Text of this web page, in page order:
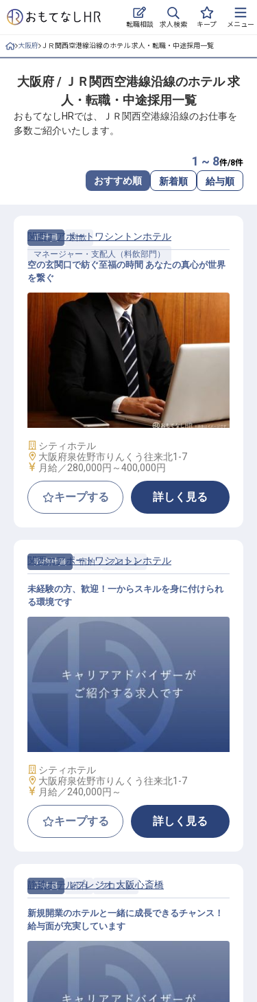
転職相談 求人検索 キープ メニュー
ログイン
求人・施設を探す
キープした求人
おもてなしHRについて
よくある質問
ホテル・宿泊業界情報コラム
転職サポートに申し込む
採用をお考えの企業様へ
大阪府 ＪＲ関西空港線沿線のホテル 求人・転職・中途採用一覧
大阪府 / ＪＲ関西空港線沿線のホテル 求
人・転職・中途採用一覧
おもてなしHRでは、ＪＲ関西空港線沿線のお仕事を
多数ご紹介いたします。
1 ~ 8件/8件
おすすめ順 新着順 給与順
正社員
料飲
マネージャー・支配人（料飲部門）
料飲部門（レストランなど）の運営
・管理職候補
関西エアポートワシントンホテル
空の玄関口で紡ぐ至福の時間 あなたの真心が世界
を繋ぐ
施設業態
シティホテル
勤務地
大阪府泉佐野市りんくう往来北1-7
給与
月給／280,000円～400,000円
キープする 詳しく見る
契約社員 宿泊 フロント
フロント
関西エアポートワシントンホテル
未経験の方、歓迎！一からスキルを身に付けられ
る環境です
施設業態
シティホテル
勤務地
大阪府泉佐野市りんくう往来北1-7
給与
月給／240,000円～
キープする 詳しく見る
正社員 宿泊 フロント
静鉄ホテルプレジオ 大阪心斎橋
新規開業のホテルと一緒に成長できるチャンス！
給与面が充実しています